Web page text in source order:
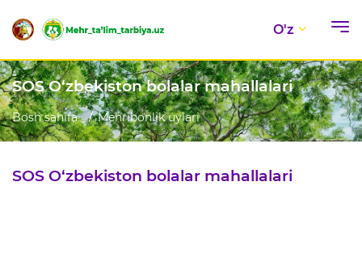
O'z
SOS O‘zbekiston bolalar mahallalari
Bosh sahifa Mehribonlik uylari
SOS O‘zbekiston bolalar mahallalari